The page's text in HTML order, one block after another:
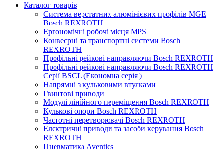
Каталог товарів
Система верстатних алюмінієвих профілів MGE
Bosch REXROTH
Ергономічні робочі місця MPS
Конвеєрні та транспортні системи Bosch
REXROTH
Профільні рейкові направляючи Bosch REXROTH
Профільні рейкові направляючи Bosch REXROTH
Серії BSCL (Економна серія )
Напрямні з кульковими втулками
Гвинтові приводи
Модулі лінійного переміщення Bosch REXROTH
Кулькові опори Bosch REXROTH
Частотні перетворювачі Bosch REXROTH
Електричні приводи та засоби керування Bosch
REXROTH
Пневматика Aventics